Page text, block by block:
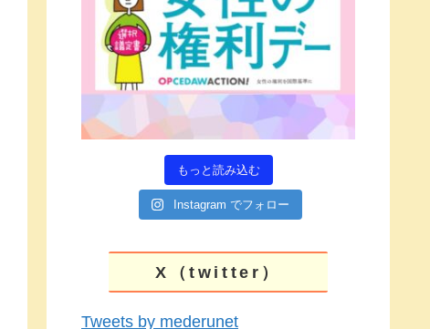
もっと読み込む
Instagram でフォロー
X（twitter）
Tweets by mederunet